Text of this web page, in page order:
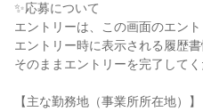
✨応募について
エントリーは、この画面のエン
エントリー時に表示される履歴書
そのままエントリーを完了してく
【主な勤務地（事業所所在地）】